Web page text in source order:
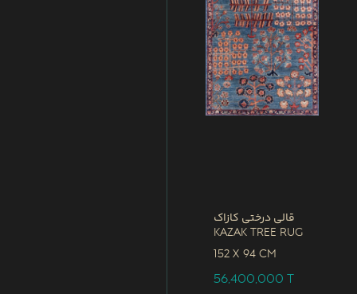
قالی درختی کازاک
Kazak Tree Rug
152 x 94 CM
56,400,000T